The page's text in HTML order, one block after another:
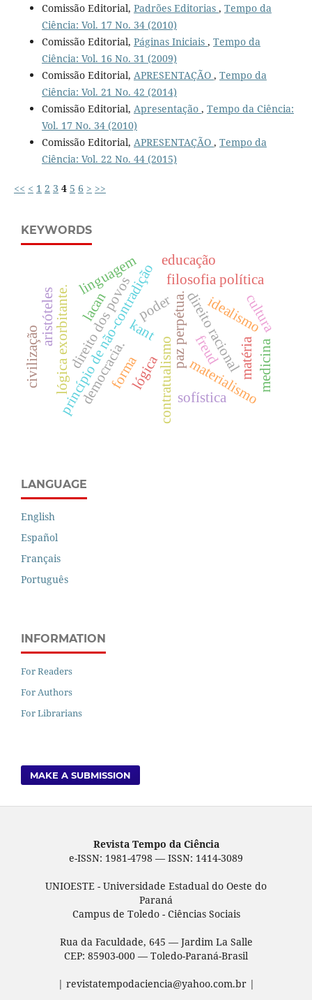
Comissão Editorial, Padrões Editorias , Tempo da
Ciência: Vol. 17 No. 34 (2010)
Comissão Editorial, Páginas Iniciais , Tempo da
Ciência: Vol. 16 No. 31 (2009)
Comissão Editorial, APRESENTAÇÃO , Tempo da
Ciência: Vol. 21 No. 42 (2014)
Comissão Editorial, Apresentação , Tempo da Ciência:
Vol. 17 No. 34 (2010)
Comissão Editorial, APRESENTAÇÃO , Tempo da
Ciência: Vol. 22 No. 44 (2015)
<< < 1 2 3 4 5 6 > >>
KEYWORDS
lógica
princípio de não-contradição
lógica exorbitante. kant direito racional
filosofia política
direito dos povos
contratualismo
paz perpétua. idealismo
materialismo
forma matéria
democracia.
linguagem
aristóteles
sofística
civilização
cultura
educação
medicina
poder
freud
lacan
LANGUAGE
English
Español
Français
Português
INFORMATION
For Readers
For Authors
For Librarians
MAKE A SUBMISSION
Revista Tempo da Ciência
e-ISSN: 1981-4798 — ISSN: 1414-3089
UNIOESTE - Universidade Estadual do Oeste do
Paraná
Campus de Toledo - Ciências Sociais
Rua da Faculdade, 645 — Jardim La Salle
CEP: 85903-000 — Toledo-Paraná-Brasil
| revistatempodaciencia@yahoo.com.br |